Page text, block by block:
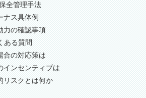
全管理手法
ナス具体例
力の確認事項
ある質問
合の対応策は
インセンティブは
リスクとは何か